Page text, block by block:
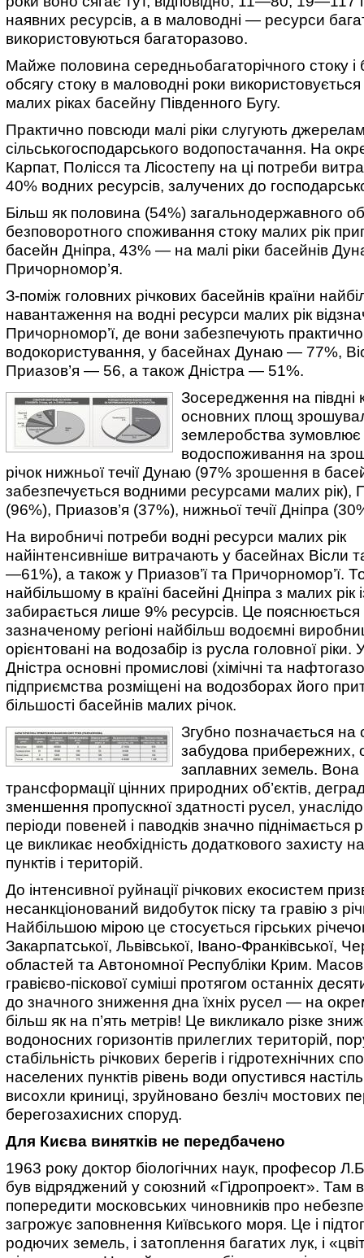
наявних ресурсів, а в маловодні — ресурси
використовуються багаторазово.
Майже половина середньобагаторічного стоку і
обсягу стоку в маловодні роки
малих ріках басейну Південного Бугу.
Практично повсюди малі ріки слугують
сільськогосподарського водопостачання. На
Карпат, Полісся та Лісостепу на ці потреби
40% водних ресурсів, залучених до
Більш як половина (54%) загальнодержавного
безповоротного споживання стоку малих рік
басейн Дніпра, 43% — на малі ріки басейнів
Причорномор’я.
З-поміж головних річкових басейнів країни
навантаження на водні ресурси малих рік
Причорномор’ї, де вони забезпечують
водокористування, у басейнах Дунаю — 77%,
Приазов’я — 56, а також Дністра — 51%.
Зосередження на півдні
основних площ
землеробства зумовлює
водоспоживання на
річок нижньої течії Дунаю (97% зрошення в
забезпечується водними ресурсами малих рік),
(96%), Приазов’я (37%), нижньої течії Дніпра
На виробничі потреби водні ресурси малих рік
найінтенсивніше витрачають у басейнах Вісли
—61%), а також у Приазов’ї та Причорномор’ї.
найбільшому в країні басейні Дніпра з малих рік
забирається лише 9% ресурсів. Це
зазначеному регіоні найбільш водоємні
орієнтовані на водозабір із русла головної ріки.
Дністра основні промислові (хімічні та
підприємства розміщені на водозборах його
більшості басейнів малих річок.
Згубно позначається на
забудова прибережних,
заплавних земель. Вона
трансформації цінних природних об’єктів,
зменшення пропускної здатності русел,
періоди повеней і паводків значно піднімається
це викликає необхідність додаткового захисту
пунктів і територій.
До інтенсивної руйнації річкових екосистем
несанкціонований видобуток піску та гравію з
Найбільшою мірою це стосується гірських
Закарпатської, Львівської, Івано-Франківської,
областей та Автономної Республіки Крим.
гравієво-піскової суміші протягом останніх
до значного зниження дна їхніх русел — на
більш як на п’ять метрів! Це викликало різке
водоносних горизонтів прилеглих територій,
стабільність річкових берегів і гідротехнічних
населених пунктів рівень води опустився
висохли криниці, зруйновано безліч мостових
берегозахисних споруд.
Для Києва винятків не передбачено
1963 року доктор біологічних наук, професор
був відряджений у союзний «Гідропроект». Там
попередити московських чиновників про
загрожує заповнення Київського моря. Це і
родючих земель, і затоплення багатих лук, і